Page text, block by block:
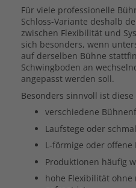
Für viele professionelle
Schloss-Variante deshalb
zwischen Flexibilität und
sich besonders, wenn
auf derselben Bühne
Schwingboden an
angepasst werden soll.
Besonders sinnvoll ist
verschiedene
Laufstege oder
L-förmige oder
Produktionen häufig
hohe Flexibilität ohne